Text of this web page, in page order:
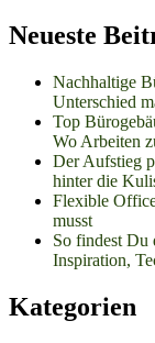
Neueste
Nachhaltige
Unterschied
Top
Wo Arbeiten
Der Aufstieg
hinter die
Flexible
musst
So findest Du
Inspiration,
Kategorien